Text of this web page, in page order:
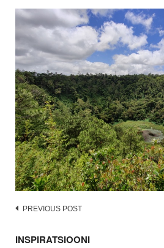
Post
PREVIOUS POST
INSPIRATSIOONI